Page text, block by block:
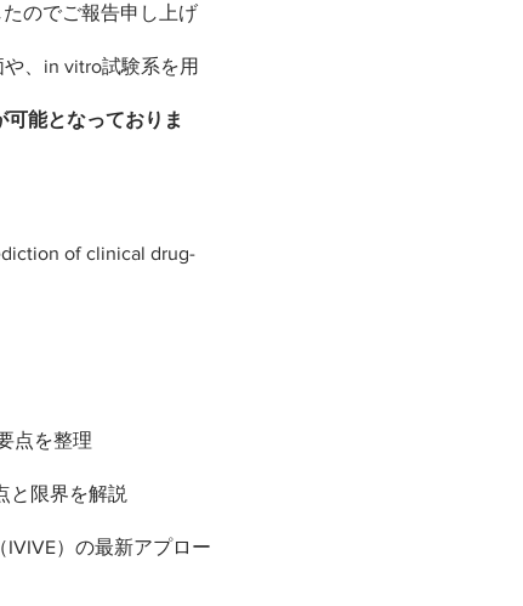
たのでご報告申し上げ
、in vitro試験系を用
能となっておりま
of clinical drug-
点を整理
と限界を解説
）の最新アプロー